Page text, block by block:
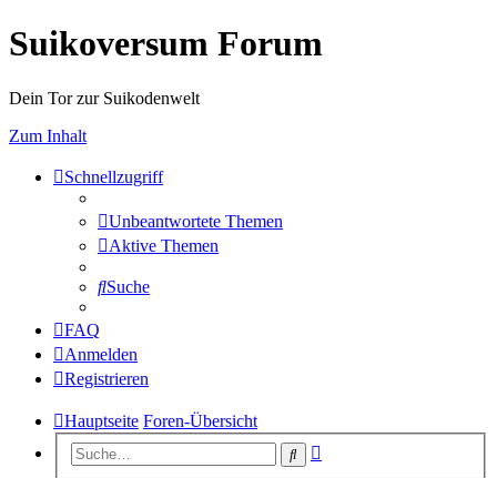
Suikoversum Forum
Dein Tor zur Suikodenwelt
Zum Inhalt
Schnellzugriff
Unbeantwortete Themen
Aktive Themen
Suche
FAQ
Anmelden
Registrieren
Hauptseite Foren-Übersicht
Suche